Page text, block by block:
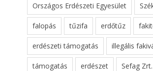
Országos Erdészeti Egyesület
falopás tűzifa erdőtűz
erdészeti támogatás illegális
támogatás erdészet Sefag Zrt.